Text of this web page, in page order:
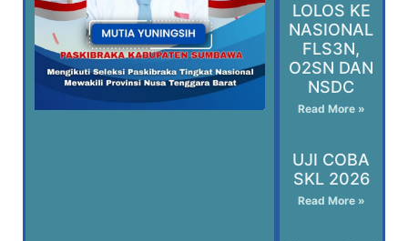
LOLOS KE
NASIONAL
FLS3N,
O2SN DAN
NSDC
Read More »
UJI COBA
SKL 2026
Read More »